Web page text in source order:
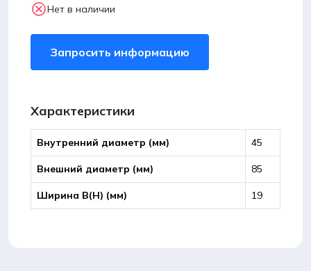
Нет в наличии
Запросить информацию
Характеристики
Внутренний диаметр (мм) 45
Внешний диаметр (мм) 85
Ширина B(Н) (мм) 19